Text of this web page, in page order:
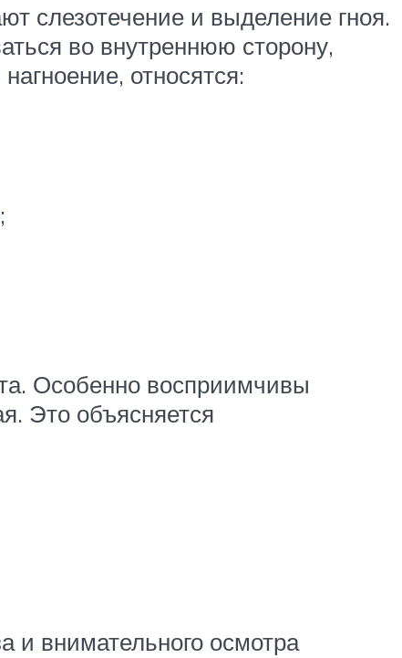
слезотечение и выделение гноя.
во внутреннюю сторону,
относятся:
Особенно восприимчивы
Это объясняется
и внимательного осмотра